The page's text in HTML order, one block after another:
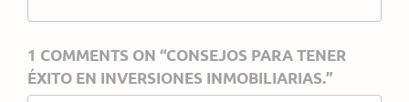
1 COMMENTS ON “CONSEJOS PARA TENER
ÉXITO EN INVERSIONES INMOBILIARIAS.”